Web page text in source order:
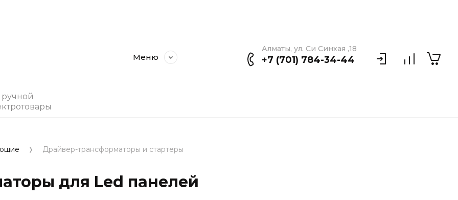
ручной
Меню
Алматы, ул. Си Синхая ,18
+7 (701) 784-34-44
Драйвер-трансформаторы и стартеры
для Led панелей